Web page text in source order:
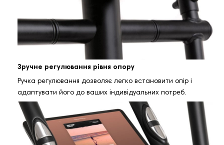
Зручне регулювання рівня опору
Ручка регулювання дозволяє легко встановити опір і
адаптувати його до ваших індивідуальних потреб.